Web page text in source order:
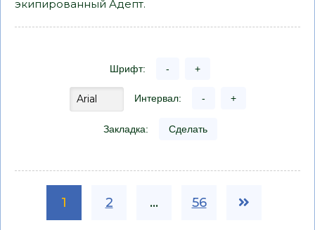
экипированный Адепт.
Шрифт: - +
Интервал: - +
Закладка: Сделать
1 2 ... 56